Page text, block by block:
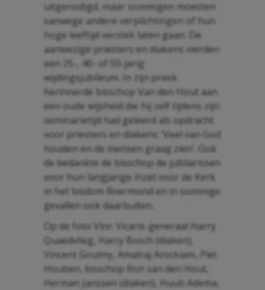
uitgenodigd, maar sommigen moesten
vanwege andere verplichtingen of hun
hoge leeftijd verstek laten gaan. De
aanwezige priesters en diakens vierden
een 25-, 40- of 50-jarig
wijdingsjubileum. In zijn preek
herinnerde bisschop Van den Hout aan
een oude wijsheid die hij zelf tijdens zijn
seminarietijd had geleerd als opdracht
voor priesters en diakens: ‘Veel van God
houden en de mensen graag zien’. Ook
de bedankte de bisschop de jubilarissen
voor hun langjarige inzet voor de Kerk
in het bisdom Roermond en in sommige
gevallen ook daarbuiten.
Op de foto Vlnr: Vicaris-generaal Harry
Quaedvlieg, Harry Bosch (diaken),
Vincent Goulmy, Amalraj Arockiam, Piet
Houben, bisschop Ron van den Hout,
Herman Janssen (diaken), Huub Adema,